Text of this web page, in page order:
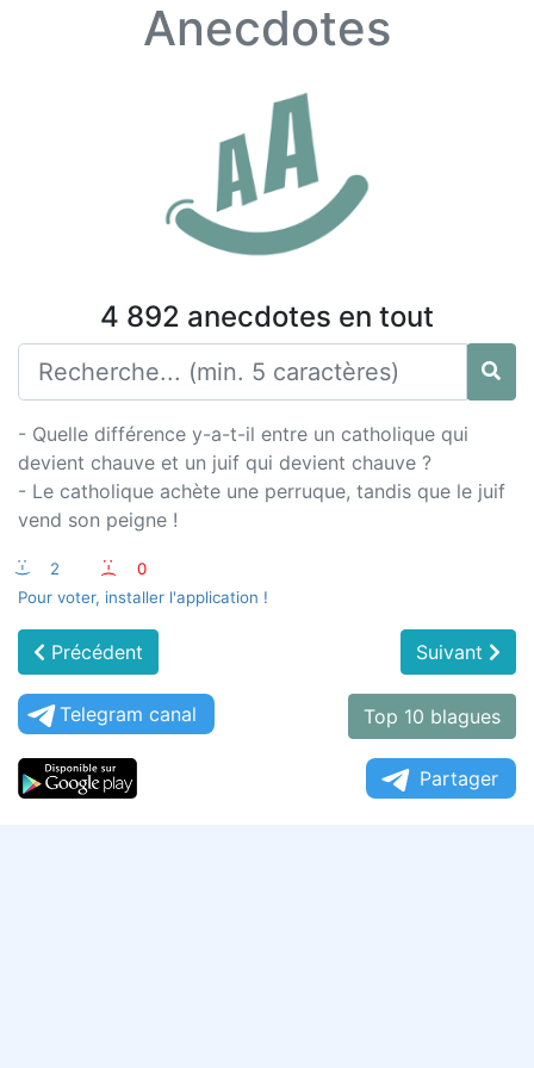
Anecdotes
4 892 anecdotes en tout
- Quelle différence y-a-t-il entre un catholique qui
devient chauve et un juif qui devient chauve ?
- Le catholique achète une perruque, tandis que le juif
vend son peigne !
:-) 2 :-(
0
Pour voter, installer l'application !
Précédent Suivant
Telegram canal Top 10 blagues
Partager